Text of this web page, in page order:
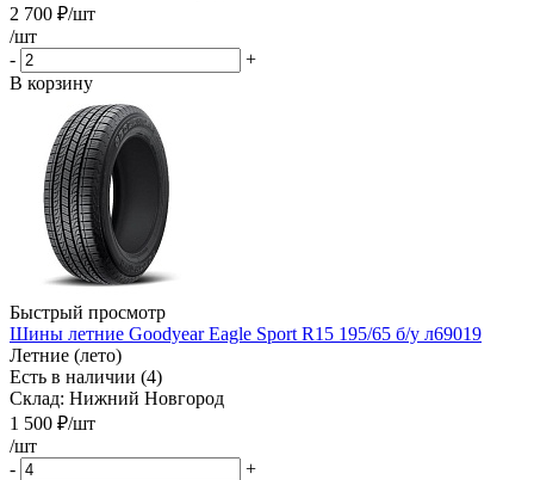
2 700 ₽/шт
/шт
-
+
В корзину
Быстрый просмотр
Шины летние Goodyear Eagle Sport R15 195/65 б/у л69019
Летние (лето)
Есть в наличии (4)
Склад: Нижний Новгород
1 500 ₽/шт
/шт
-
+